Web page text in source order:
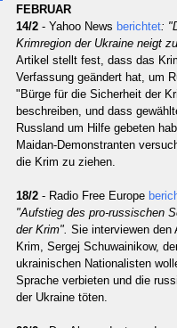
FEBRUAR
14/2 - Yahoo News berichtet:
Krimregion der Ukraine neigt
Artikel stellt fest, dass das
Verfassung geändert hat, um
"Bürge für die Sicherheit der
beschreiben, und dass
Russland um Hilfe gebeten
Maidan-Demonstranten
die Krim zu ziehen.
18/2 - Radio Free Europe
"Aufstieg des pro-russischen
der Krim". Sie interviewen den
Krim, Sergej Schuwainikow,
ukrainischen Nationalisten
Sprache verbieten und die
der Ukraine töten.